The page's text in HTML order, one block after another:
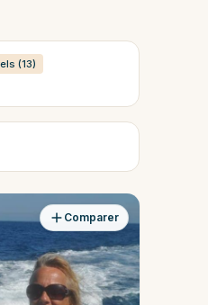
(13)
Comparer